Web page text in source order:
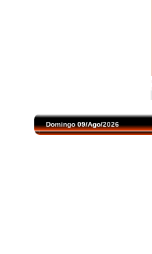
Domingo 09/Ago/2026